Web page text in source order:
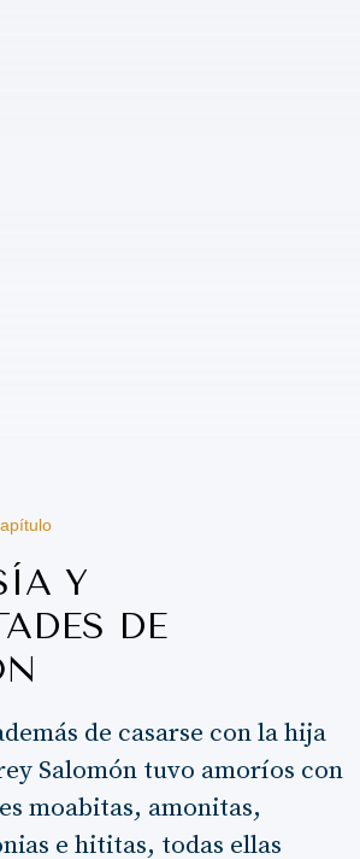
Y
DE
de casarse con la hija
Salomón tuvo amoríos con
moabitas, amonitas,
e hititas, todas ellas